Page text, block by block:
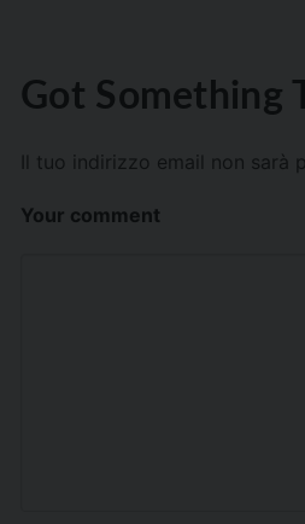
Got Something
Il tuo indirizzo email non sarà
Your comment